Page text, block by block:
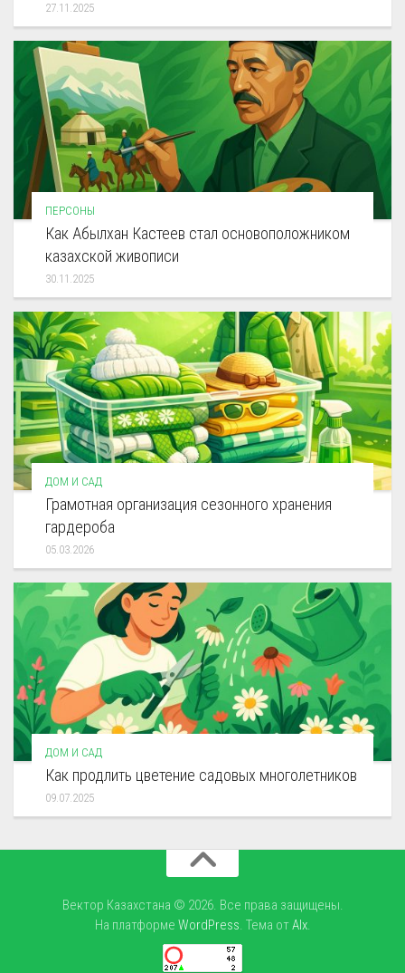
27.11.2025
ПЕРСОНЫ
Как Абылхан Кастеев стал основоположником
казахской живописи
30.11.2025
ДОМ И САД
Грамотная организация сезонного хранения
гардероба
05.03.2026
ДОМ И САД
Как продлить цветение садовых многолетников
09.07.2025
Вектор Казахстана © 2026. Все права защищены.
На платформе WordPress. Тема отAlx.